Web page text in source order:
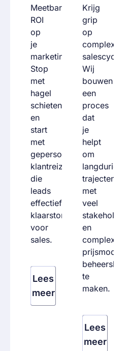
Meetbare
ROI
op
je
marketinguitgaven.
Stop
met
hagel
schieten
en
start
met
gepersonaliseerde
klantreizen
die
leads
effectief
klaarstomen
voor
sales.
Lees
meer
Krijg
grip
op
complexe
salescycli.
Wij
bouwen
een
proces
dat
je
helpt
om
langdurige
trajecten
met
veel
stakeholders
en
complexe
prijsmodellen
beheersbaar
te
maken.
Lees
meer